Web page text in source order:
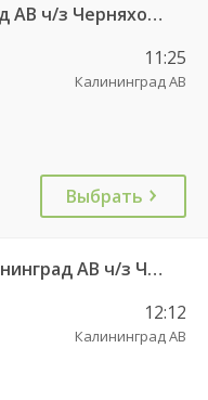
580 Гусев КДП — Калининград АВ ч/з Черняховск АС
11:25
Калининград АВ
Выбрать
583 Чернышевское п. — Калининград АВ ч/з Черняховск АС
12:12
Калининград АВ